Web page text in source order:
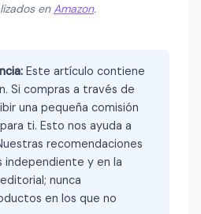
enAmazon.
Este artículo contiene
Si compras a través de
una pequeña comisión
ti. Esto nos ayuda a
recomendaciones
independiente y en la
nunca
en los que no